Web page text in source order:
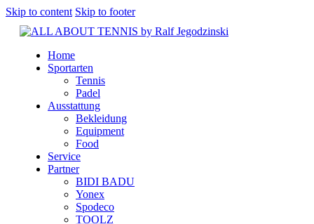
Skip to content Skip to footer
Home
Sportarten
Tennis
Padel
Ausstattung
Bekleidung
Equipment
Food
Service
Partner
BIDI BADU
Yonex
Spodeco
TOOLZ